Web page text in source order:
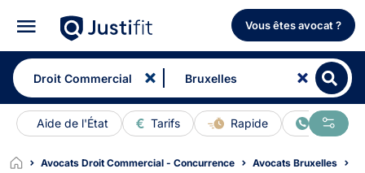
Vous êtes avocat ?
Aide de l'État Tarifs Rapide En ligne
Avocats Droit Commercial - Concurrence Avocats Bruxelles